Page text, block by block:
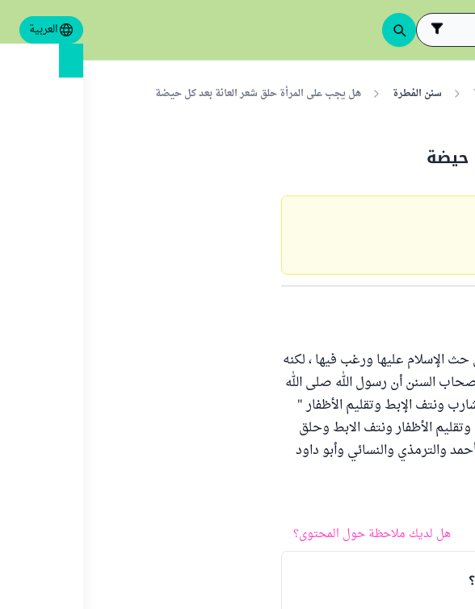
العربية
سنن الفطرة هل يجب على المرأة حلق شعر العانة بعد كل حيضة
حيضة
حث الإسلام عليها ورغب فيها ، لكنه
السنن أن رسول الله صلى الله
ونتف الإبط وتقليم الأظفار "
الأظفار ونتف الابط وحلق
والترمذي والنسائي وأبو داود
هل لديك ملاحظة حول المحتوى؟